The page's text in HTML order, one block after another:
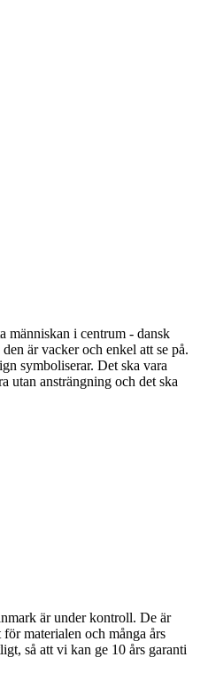
människan i centrum - dansk
är vacker och enkel att se på.
symboliserar. Det ska vara
utan ansträngning och det ska
är under kontroll. De är
materialen och många års
så att vi kan ge 10 års garanti